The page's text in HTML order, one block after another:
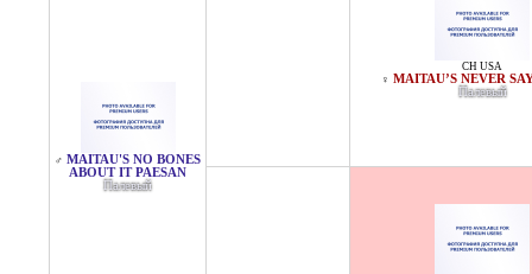
♂ MAITAU'S NO BONES
ABOUT IT PAESAN
Палевый
CH USA
♀ MAITAU’S NEVER
Палевый